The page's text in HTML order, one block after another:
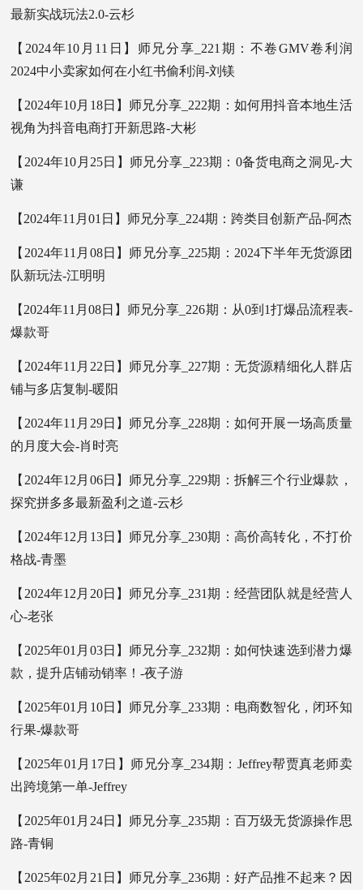
最新实战玩法2.0-云杉
【2024年10月11日】师兄分享_221期：不卷GMV卷利润
2024中小卖家如何在小红书偷利润-刘镁
【2024年10月18日】师兄分享_222期：如何用抖音本地生活
视角为抖音电商打开新思路-大彬
【2024年10月25日】师兄分享_223期：0备货电商之洞见-大
谦
【2024年11月01日】师兄分享_224期：跨类目创新产品-阿杰
【2024年11月08日】师兄分享_225期：2024下半年无货源团
队新玩法-江明明
【2024年11月08日】师兄分享_226期：从0到1打爆品流程表-
爆款哥
【2024年11月22日】师兄分享_227期：无货源精细化人群店
铺与多店复制-暖阳
【2024年11月29日】师兄分享_228期：如何开展一场高质量
的月度大会-肖时亮
【2024年12月06日】师兄分享_229期：拆解三个行业爆款，
探究拼多多最新盈利之道-云杉
【2024年12月13日】师兄分享_230期：高价高转化，不打价
格战-青墨
【2024年12月20日】师兄分享_231期：经营团队就是经营人
心-老张
【2025年01月03日】师兄分享_232期：如何快速选到潜力爆
款，提升店铺动销率！-夜子游
【2025年01月10日】师兄分享_233期：电商数智化，闭环知
行果-爆款哥
【2025年01月17日】师兄分享_234期：Jeffrey帮贾真老师卖
出跨境第一单-Jeffrey
【2025年01月24日】师兄分享_235期：百万级无货源操作思
路-青铜
【2025年02月21日】师兄分享_236期：好产品推不起来？因